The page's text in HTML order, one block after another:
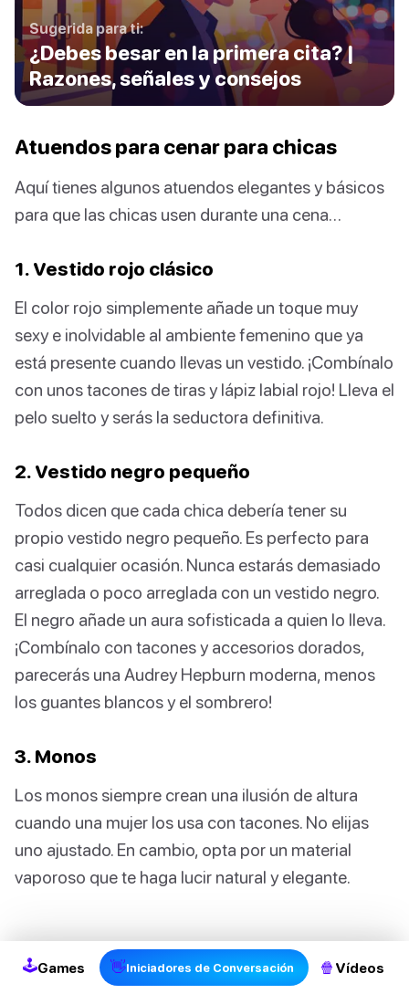
Sugerida para ti:
¿Debes besar en la primera cita? |
Razones, señales y consejos
Atuendos para cenar para chicas
Aquí tienes algunos atuendos elegantes y básicos
para que las chicas usen durante una cena…
1. Vestido rojo clásico
El color rojo simplemente añade un toque muy
sexy e inolvidable al ambiente femenino que ya
está presente cuando llevas un vestido. ¡Combínalo
con unos tacones de tiras y lápiz labial rojo! Lleva el
pelo suelto y serás la seductora definitiva.
2. Vestido negro pequeño
Todos dicen que cada chica debería tener su
propio vestido negro pequeño. Es perfecto para
casi cualquier ocasión. Nunca estarás demasiado
arreglada o poco arreglada con un vestido negro.
El negro añade un aura sofisticada a quien lo lleva.
¡Combínalo con tacones y accesorios dorados,
parecerás una Audrey Hepburn moderna, menos
los guantes blancos y el sombrero!
3. Monos
Los monos siempre crean una ilusión de altura
cuando una mujer los usa con tacones. No elijas
uno ajustado. En cambio, opta por un material
vaporoso que te haga lucir natural y elegante.
🕹Games 👋Iniciadores de Conversación 🍿 Vídeos